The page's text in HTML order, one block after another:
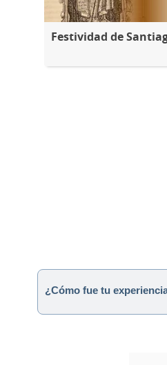
Festividad de
¿Cómo fue tu